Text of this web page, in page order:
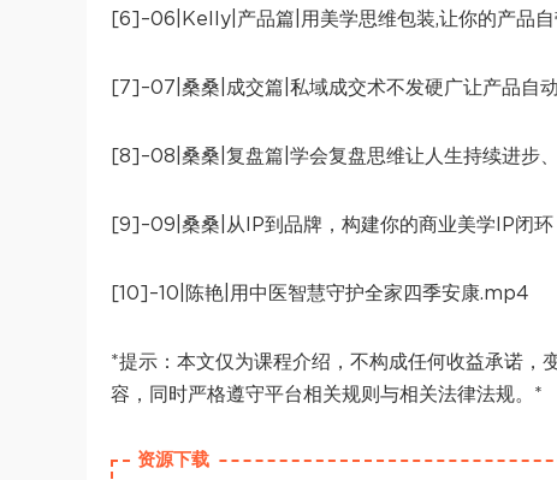
[6]–06|Kelly|产品篇|用美学思维包装,让你的产品
[7]–07|桑桑|成交篇|私域成交术不发硬广让产品自
[8]–08|桑桑|复盘篇|学会复盘思维让人生持续进步
[9]–09|桑桑|从IP到品牌，构建你的商业美学IP闭
[10]–10|陈艳|用中医智慧守护全家四季安康.mp4
*提示：本文仅为课程介绍，不构成任何收益承诺，
容，同时严格遵守平台相关规则与相关法律法规。*
资源下载